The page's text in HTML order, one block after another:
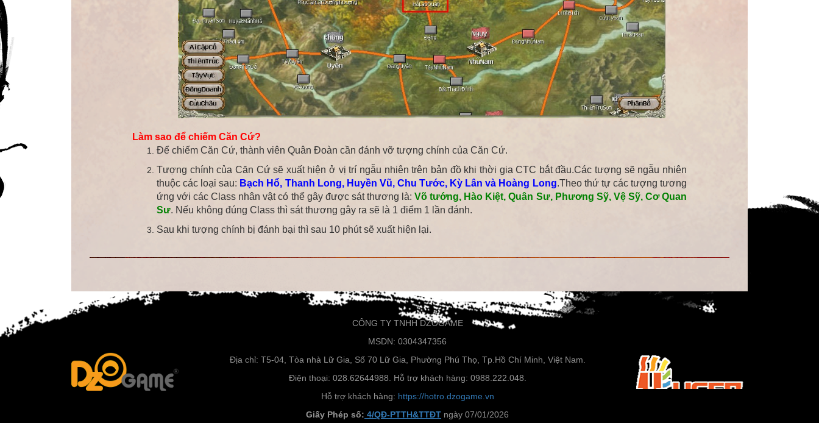
Làm sao để chiếm Căn Cứ?
Để chiếm Căn Cứ, thành viên Quân Đoàn cần đánh vỡ tượng chính của Căn Cứ.
Tượng chính của Căn Cứ sẽ xuất hiện ở vị trí ngẫu nhiên trên bản đồ khi thời gia CTC bắt đầu.Các tượng sẽ ngẫu nhiên
thuộc các loại sau: Bạch Hổ, Thanh Long, Huyền Vũ, Chu Tước, Kỳ Lân và Hoàng Long.Theo thứ tự các tượng tương
ứng với các Class nhân vật có thể gây được sát thương là:Võ tướng, Hào Kiệt, Quân Sư, Phương Sỹ, Vệ Sỹ, Cơ Quan
Sư. Nếu không đúng Class thì sát thương gây ra sẽ là 1 điểm 1 lần đánh.
Sau khi tượng chính bị đánh bại thì sau 10 phút sẽ xuất hiện lại.
CÔNG TY TNHH DZOGAME
MSDN: 0304347356
Địa chỉ: T5-04, Tòa nhà Lữ Gia, Số 70 Lữ Gia, Phường Phú Thọ, Tp.Hồ Chí Minh, Việt Nam.
Điện thoại: 028.62644988. Hỗ trợ khách hàng: 0988.222.048.
Hỗ trợ khách hàng: https://hotro.dzogame.vn
Giấy Phép số: 4/QĐ-PTTH&TTĐT ngày 07/01/2026